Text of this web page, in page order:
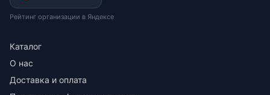
Рейтинг организации в Яндексе
Каталог
О нас
Доставка и оплата